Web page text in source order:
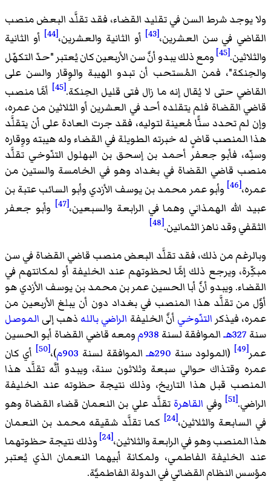
ولا يوجد شرط السن في تقليد القضاء، فقد تقلَّد البعض منصب
القاضي في سن العشرين،[43] أو الثانية والعشرين،[44]
أو الثانية
والثلاثين.[45]
ومع ذلك يبدو أنَّ سن الأربعين كان يُعتبر "حدّ التكهّل
والحِنكة"، فمن المُستحب أن تبدو الهيبة والوِقار والسن على
القاضي حتى لا يُقال إنه ما زال فتى قليل الحِنكة.[45]
أمَّا منصب
قاضي القضاة فلم يتقلده أحد في العشرين أو الثلاثين من عمره،
وإن لم تحدد سنًّا مُعينة لتوليه، فقد جرت العادة على أن يتقلَّد
هذا المنصب قاضٍ له خبرته الطويلة في القضاء وله هيبته ووِقاره
وسنِّه، فأبو جعفر أحمد بن إسحق بن البهلول التنّوخي تقلَّد
منصب قاضي القضاة في بغداد وهو في الخامسة والستين من
عمره،[46]
وأبو عمر محمد بن يوسف الأزدي وأبو السائب عتبة بن
عبيد الله الهمذاني وهما في الرابعة والسبعين،[47]
وأبو جعفر
الثقفي وقد ناهز الثمانين.[48]
وبالرغم من ذلك، فقد تقلَّد البعض منصب قاضي القضاة في سن
مبكِّرة، ويرجع ذلك إمَّا لحظوتهم عند الخليفة أو لمكانتهم في
القضاء. ويبدو أنَّ أبا الحسين عمر بن محمد بن يوسف الأزدي هو
أوَّل من تقلَّد هذا المنصب في بغداد دون أن يبلغ الأربعين من
عمره، فيذكر التنّوخي أنَّ الخليفة الراضي بالله ذهب إلى الموصل
سنة 327هـ الموافقة لسنة 938م ومعه قاضي القضاة أبو الحسين
عمر[49] (المولود سنة 290هـ الموافقة لسنة 903م )،[50]
أي كان
عمره وقتذاك حوالي سبعة وثلاثون سنة، ويبدو أنَّه تقلَّد هذا
المنصب قبل هذا التاريخ، وذلك نتيجة حظوته عند الخليفة
الراضي.[51] وفي القاهرة تقلَّد علي بن النعمان قضاء القضاة وهو
في السابعة والثلاثين،[24]
كما تقلَّد شقيقه محمد بن النعمان
هذا المنصب وهو في الرابعة والثلاثين،[24]
وذلك نتيجة حظوتهما
عند الخليفة الفاطمي، ولمكانة أبيهما النعمان الذي يُعتبر
مؤسس النظام القضائي في الدولة الفاطميَّة.